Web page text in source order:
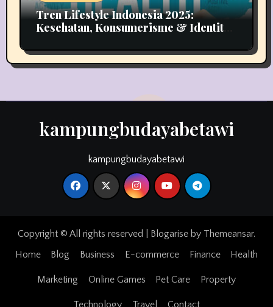
Tren Lifestyle Indonesia 2025:
Kesehatan, Konsumerisme & Identitas
kampungbudayabetawi
kampungbudayabetawi
Copyright © All rights reserved Blogarise by Themeansar.
Home
Blog Business E-commerce Finance Health
Marketing Online Games Pet Care Property
Technology Travel Contact